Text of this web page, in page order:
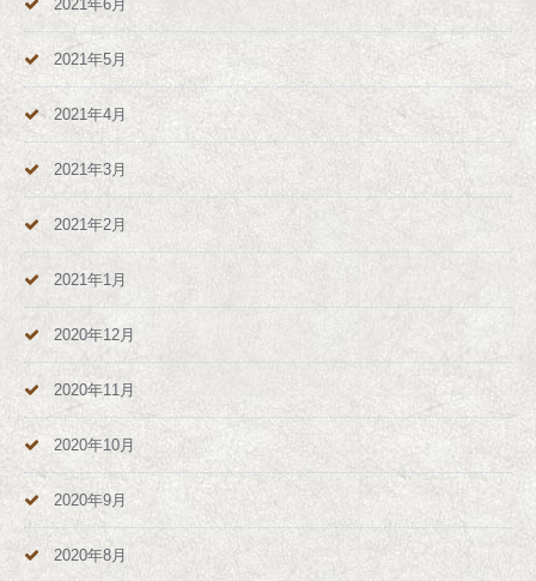
2021年6月
2021年5月
2021年4月
2021年3月
2021年2月
2021年1月
2020年12月
2020年11月
2020年10月
2020年9月
2020年8月